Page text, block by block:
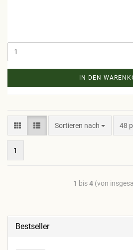
IN DEN
Sortieren nach 48
1
1 bis4(von
Bestseller